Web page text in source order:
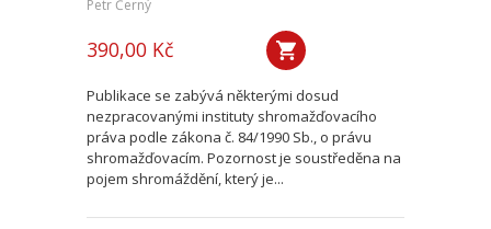
Petr Černý
390,00 Kč
Publikace se zabývá některými dosud
nezpracovanými instituty shromažďovacího
práva podle zákona č. 84/1990 Sb., o právu
shromažďovacím. Pozornost je soustředěna na
pojem shromáždění, který je...